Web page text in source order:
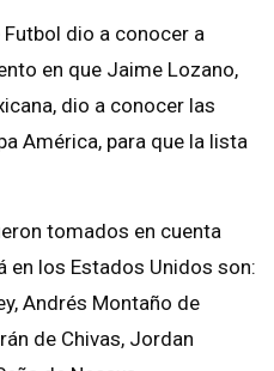
dio a conocer a
en que Jaime Lozano,
dio a conocer las
América, para que la lista
tomados en cuenta
en los Estados Unidos son:
Andrés Montaño de
de Chivas, Jordan